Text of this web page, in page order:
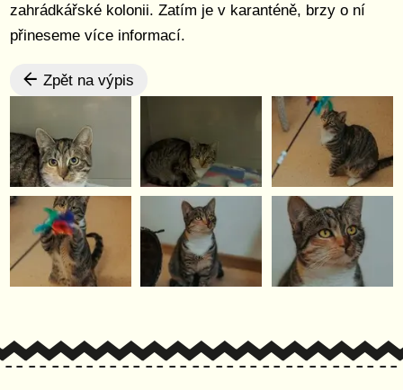
zahrádkářské kolonii. Zatím je v karanténě, brzy o ní
přineseme více informací.
Zpět na výpis